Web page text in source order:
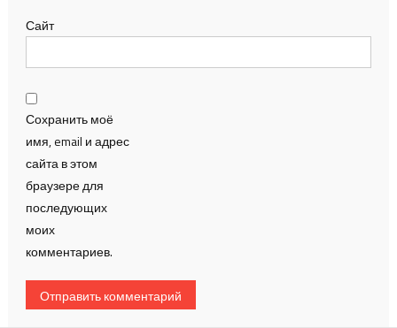
Сайт
Сохранить моё
имя, email и адрес
сайта в этом
браузере для
последующих
моих
комментариев.